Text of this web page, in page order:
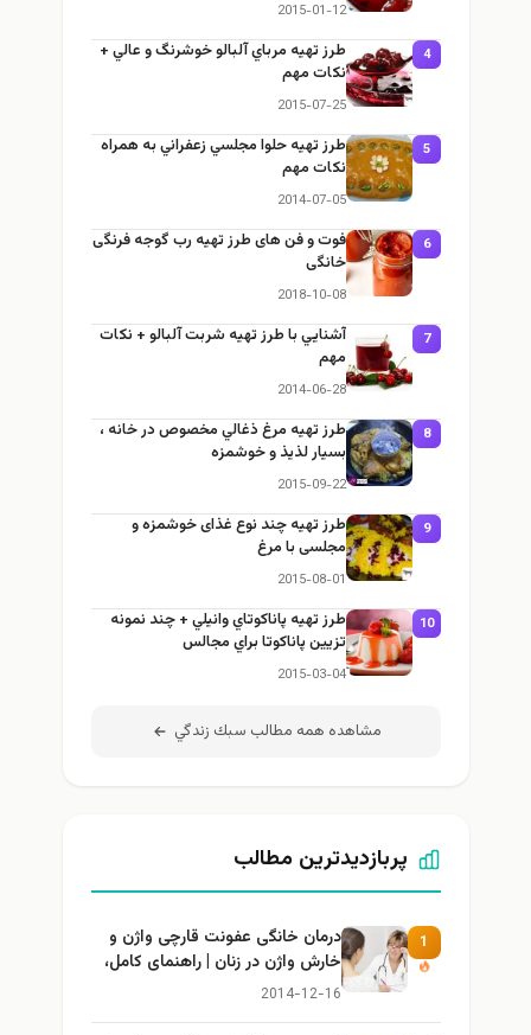
2015-01-12
4
طرز تهيه مرباي آلبالو خوشرنگ و عالي +
نكات مهم
2015-07-25
5
طرز تهيه حلوا مجلسي زعفراني به همراه
نكات مهم
2014-07-05
6
فوت و فن های طرز تهیه رب گوجه فرنگی
خانگی
2018-10-08
7
آشنايي با طرز تهيه شربت آلبالو + نكات
مهم
2014-06-28
8
طرز تهيه مرغ ذغالي مخصوص در خانه ،
بسيار لذيذ و خوشمزه
2015-09-22
9
طرز تهيه چند نوع غذای خوشمزه و
مجلسی با مرغ
2015-08-01
10
طرز تهيه پاناكوتاي وانيلي + چند نمونه
تزيين پاناكوتا براي مجالس
2015-03-04
مشاهده همه مطالب سبك زندگي
پربازدیدترین مطالب
1
درمان خانگی عفونت قارچی واژن و
خارش واژن در زنان | راهنمای کامل،
ایمن و کاربردی
2014-12-16